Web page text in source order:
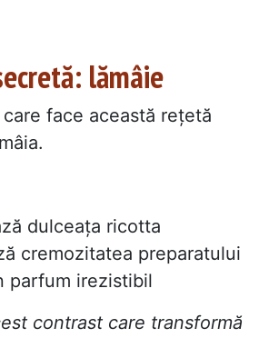
lămâie
face această rețetă
dulceața ricotta
cremozitatea preparatului
parfum irezistibil
contrast care transformă